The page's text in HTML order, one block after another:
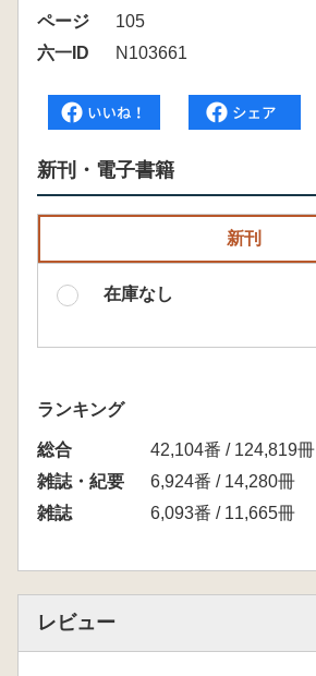
ページ
105
六一ID
N103661
新刊・電子書籍
新刊
在庫なし
ランキング
総合
42,104番 / 124,819冊
雑誌・紀要
6,924番 / 14,280冊
雑誌
6,093番 / 11,665冊
レビュー